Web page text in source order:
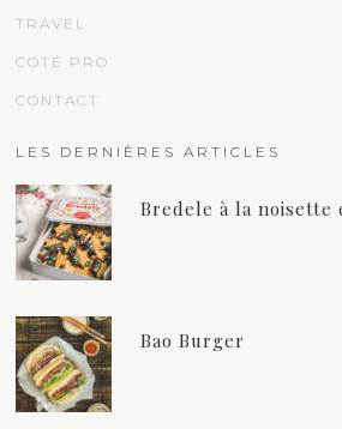
TRAVEL
COTÉ PRO
CONTACT
LES DERNIÈRES ARTICLES
Bredele à la noisette
Bao Burger